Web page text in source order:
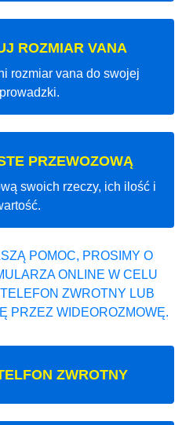
ROZMIAR VANA
rozmiar vana do swojej
PRZEWOZOWĄ
swoich rzeczy, ich ilość i
POMOC, PROSIMY O
ONLINE W CELU
ZWROTNY LUB
PRZEZ WIDEOROZMOWĘ.
ZWROTNY